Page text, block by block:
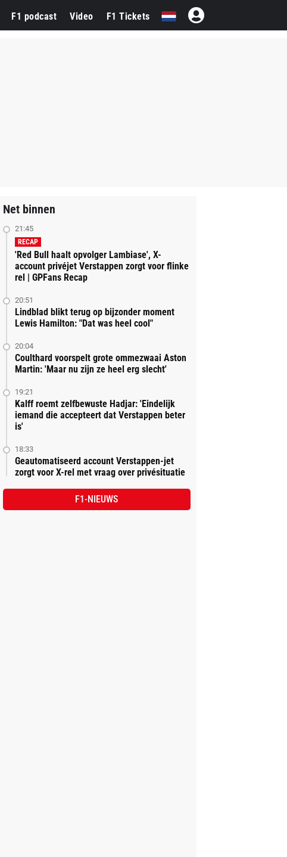
F1 podcast Video F1 Tickets
Net binnen
21:45
RECAP
'Red Bull haalt opvolger Lambiase', X-
account privéjet Verstappen zorgt voor flinke
rel | GPFans Recap
20:51
Lindblad blikt terug op bijzonder moment
Lewis Hamilton: "Dat was heel cool"
20:04
Coulthard voorspelt grote ommezwaai Aston
Martin: 'Maar nu zijn ze heel erg slecht'
19:21
Kalff roemt zelfbewuste Hadjar: 'Eindelijk
iemand die accepteert dat Verstappen beter
is'
18:33
Geautomatiseerd account Verstappen-jet
zorgt voor X-rel met vraag over privésituatie
F1-NIEUWS